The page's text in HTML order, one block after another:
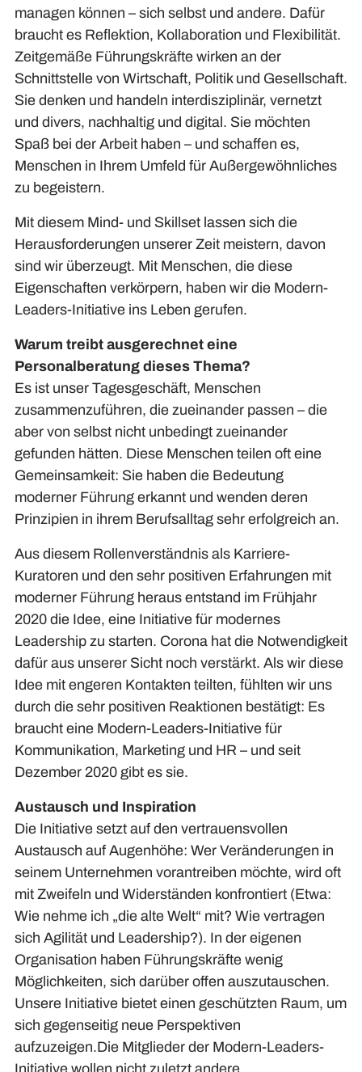
managen können – sich selbst und andere. Dafür
braucht es Reflektion, Kollaboration und Flexibilität.
Zeitgemäße Führungskräfte wirken an der
Schnittstelle von Wirtschaft, Politik und Gesellschaft.
Sie denken und handeln interdisziplinär, vernetzt
und divers, nachhaltig und digital. Sie möchten
Spaß bei der Arbeit haben – und schaffen es,
Menschen in Ihrem Umfeld für Außergewöhnliches
zu begeistern.
Mit diesem Mind- und Skillset lassen sich die
Herausforderungen unserer Zeit meistern, davon
sind wir überzeugt. Mit Menschen, die diese
Eigenschaften verkörpern, haben wir die Modern-
Leaders-Initiative ins Leben gerufen.
Warum treibt ausgerechnet eine
Personalberatung dieses Thema?
Es ist unser Tagesgeschäft, Menschen
zusammenzuführen, die zueinander passen – die
aber von selbst nicht unbedingt zueinander
gefunden hätten. Diese Menschen teilen oft eine
Gemeinsamkeit: Sie haben die Bedeutung
moderner Führung erkannt und wenden deren
Prinzipien in ihrem Berufsalltag sehr erfolgreich an.
Aus diesem Rollenverständnis als Karriere-
Kuratoren und den sehr positiven Erfahrungen mit
moderner Führung heraus entstand im Frühjahr
2020 die Idee, eine Initiative für modernes
Leadership zu starten. Corona hat die Notwendigkeit
dafür aus unserer Sicht noch verstärkt. Als wir diese
Idee mit engeren Kontakten teilten, fühlten wir uns
durch die sehr positiven Reaktionen bestätigt: Es
braucht eine Modern-Leaders-Initiative für
Kommunikation, Marketing und HR – und seit
Dezember 2020 gibt es sie.
Austausch und Inspiration
Die Initiative setzt auf den vertrauensvollen
Austausch auf Augenhöhe: Wer Veränderungen in
seinem Unternehmen vorantreiben möchte, wird oft
mit Zweifeln und Widerständen konfrontiert (Etwa:
Wie nehme ich „die alte Welt“ mit? Wie vertragen
sich Agilität und Leadership?). In der eigenen
Organisation haben Führungskräfte wenig
Möglichkeiten, sich darüber offen auszutauschen.
Unsere Initiative bietet einen geschützten Raum, um
sich gegenseitig neue Perspektiven
aufzuzeigen.Die Mitglieder der Modern-Leaders-
Initiative wollen nicht zuletzt andere